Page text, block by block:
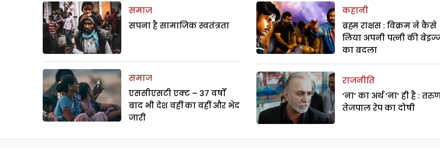
समाज
सपना है सामाजिक स्वतंत्रता
समाज
एससीएसटी एक्ट – 37 वर्षों
बाद भी देश वहीं का वहीं और भेद
जारी
कहानी
ब्रह्म राक्षस : विक्रम ने कैसे
लिया अपनी पत्नी की
का बदला
राजनीति
‘ना’ का अर्थ ‘ना’ ही है :
तेजपाल रेप का दोषी